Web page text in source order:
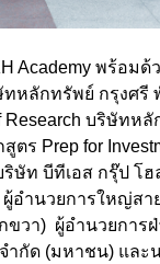
Academy พร้อมด้
ทหลักทรัพย์ กรุงศ
บริษัทหลัก
ร Prep for
ษัท บีทีเอส กรุ๊ป โ
ผู้อำนวยการใหญ่ส
ขวา) ผู้อำนวยการ
ำกัด (มหาชน) และ